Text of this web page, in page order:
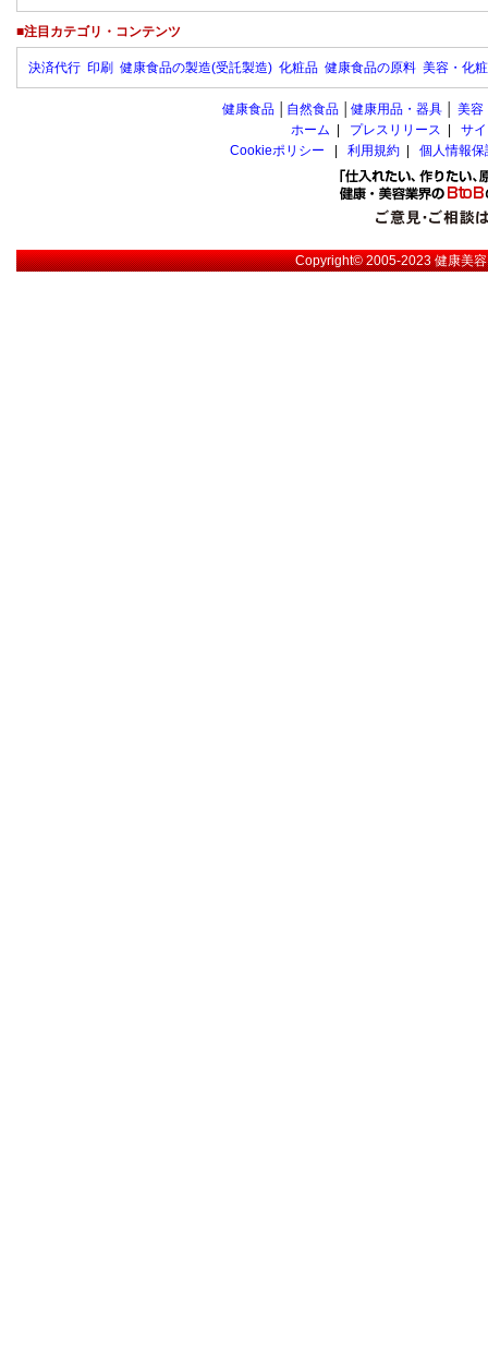
■注目カテゴリ・コンテンツ
決済代行 印刷 健康食品の製造(受託製造) 化粧品 健康食品の原料 美容・化
健康食品 自然食品 健康用品・器具 美容
ホーム
プレスリリース
サ
Cookieポリシー
利用規約 個人情報
Copyright© 2005-2023健康美